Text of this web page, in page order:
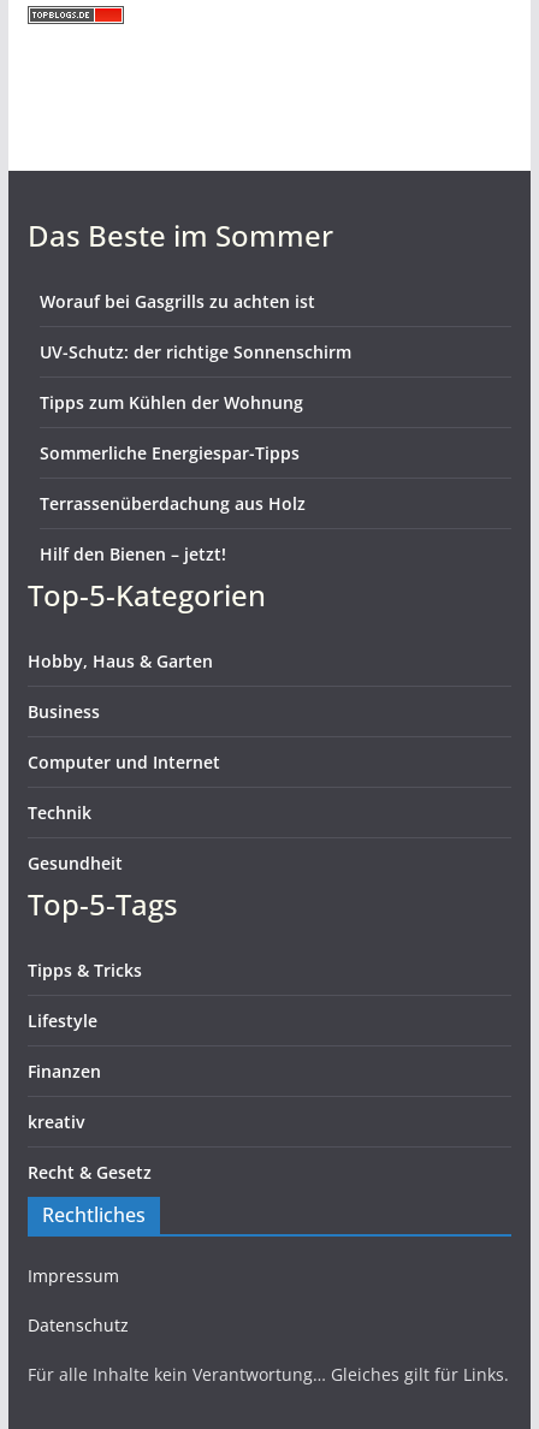
Das Beste im Sommer
Worauf bei Gasgrills zu achten ist
UV-Schutz: der richtige Sonnenschirm
Tipps zum Kühlen der Wohnung
Sommerliche Energiespar-Tipps
Terrassenüberdachung aus Holz
Hilf den Bienen – jetzt!
Top-5-Kategorien
Hobby, Haus & Garten
Business
Computer und Internet
Technik
Gesundheit
Top-5-Tags
Tipps & Tricks
Lifestyle
Finanzen
kreativ
Recht & Gesetz
Rechtliches
Impressum
Datenschutz
Für alle Inhalte kein Verantwortung… Gleiches gilt für Links.